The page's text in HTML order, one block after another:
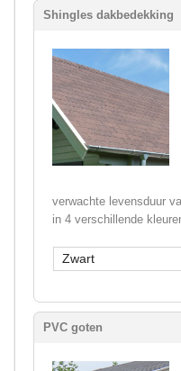
Shingles dakbedekking
verwachte levensduur
in 4 verschillende
Zwart
PVC goten